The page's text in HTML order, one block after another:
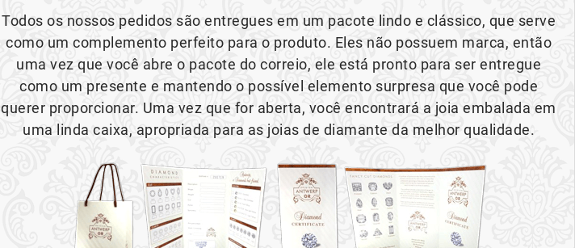
Todos os nossos pedidos são entregues em um pacote lindo e clássico, que serve
como um complemento perfeito para o produto. Eles não possuem marca, então
uma vez que você abre o pacote do correio, ele está pronto para ser entregue
como um presente e mantendo o possível elemento surpresa que você pode
querer proporcionar. Uma vez que for aberta, você encontrará a joia embalada em
uma linda caixa, apropriada para as joias de diamante da melhor qualidade.